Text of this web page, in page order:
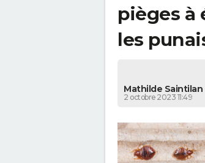
pièges à
les
Mathilde Saintilan
2 octobre 2023 11:49